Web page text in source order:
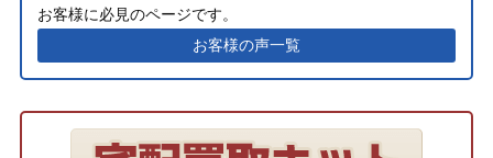
お客様に必見のページです。
お客様の声一覧